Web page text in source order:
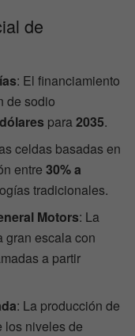
de
: El financiamiento
de sodio
para2035.
celdas basadas en
entre30% a
tradicionales.
Motors: La
gran escala con
a partir
: La producción de
los niveles de